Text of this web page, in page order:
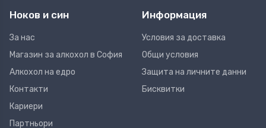
Ноков и син
За нас
Магазин за алкохол в София
Алкохол на едро
Контакти
Кариери
Партньори
Информация
Условия за доставка
Общи условия
Защита на личните данни
Бисквитки